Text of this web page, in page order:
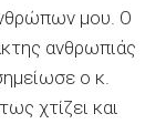
μου. Ο
ανθρωπιάς
ο κ.
χτίζει και